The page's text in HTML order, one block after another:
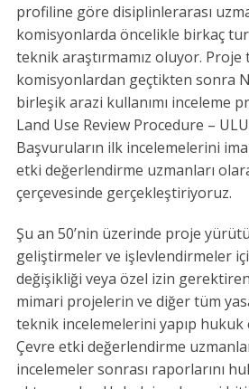
profiline göre disiplinlerarası
komisyonlarda öncelikle birkaç
teknik araştırmamız oluyor.
komisyonlardan geçtikten sonra
birleşik arazi kullanımı inceleme
Land Use Review Procedure –
Başvuruların ilk incelemelerini
etki değerlendirme uzmanları
çerçevesinde gerçekleştiriyoruz.
Şu an 50’nin üzerinde proje
geliştirmeler ve işlevlendirmeler
değişikliği veya özel izin
mimari projelerin ve diğer tüm
teknik incelemelerini yapıp
Çevre etki değerlendirme
incelemeler sonrası raporlarını